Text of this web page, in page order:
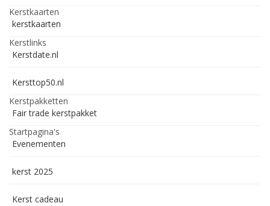
Kerstkaarten
kerstkaarten
Kerstlinks
Kerstdate.nl
Kersttop50.nl
Kerstpakketten
Fair trade kerstpakket
Startpagina's
Evenementen
kerst 2025
Kerst cadeau